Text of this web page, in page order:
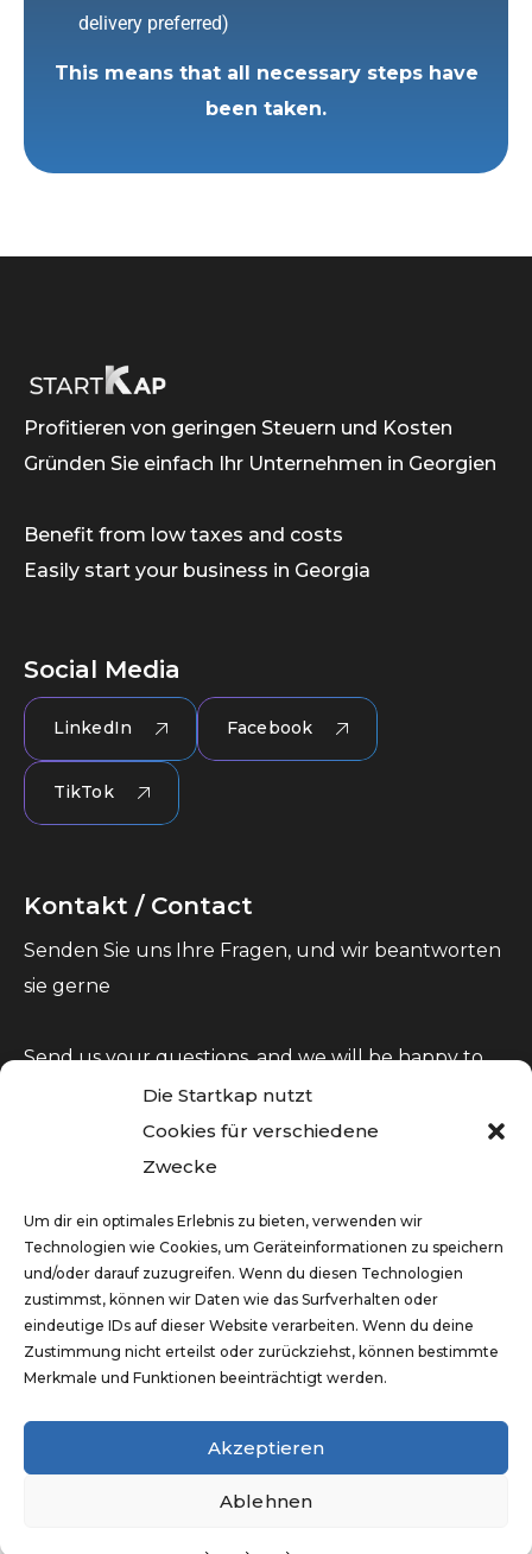
Die Startkap nutzt
Cookies für verschiedene
Zwecke
Um dir ein optimales Erlebnis zu bieten, verwenden wir
Technologien wie Cookies, um Geräteinformationen zu speichern
und/oder darauf zuzugreifen. Wenn du diesen Technologien
zustimmst, können wir Daten wie das Surfverhalten oder
eindeutige IDs auf dieser Website verarbeiten. Wenn du deine
Zustimmung nicht erteilst oder zurückziehst, können bestimmte
Merkmale und Funktionen beeinträchtigt werden.
Akzeptieren
Ablehnen
delivery preferred)
This means that all necessary steps have
been taken.
Profitieren von geringen Steuern und Kosten
Gründen Sie einfach Ihr Unternehmen in Georgien
Benefit from low taxes and costs
Easily start your business in Georgia
Social Media
LinkedIn Facebook
TikTok
Kontakt / Contact
Senden Sie uns Ihre Fragen, und wir beantworten
sie gerne
Send us your questions, and we will be happy to
answer them.
support@startkap.com
© Brand Creators Group LLC 2026
Business overview FAQ Contact